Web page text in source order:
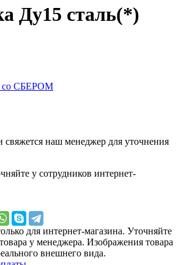
Ду15 сталь(*)
свяжется наш менеджер для уточнения
у сотрудников интернет-
для интернет-магазина. Уточняйте
у менеджера. Изображения товара
внешнего вида.